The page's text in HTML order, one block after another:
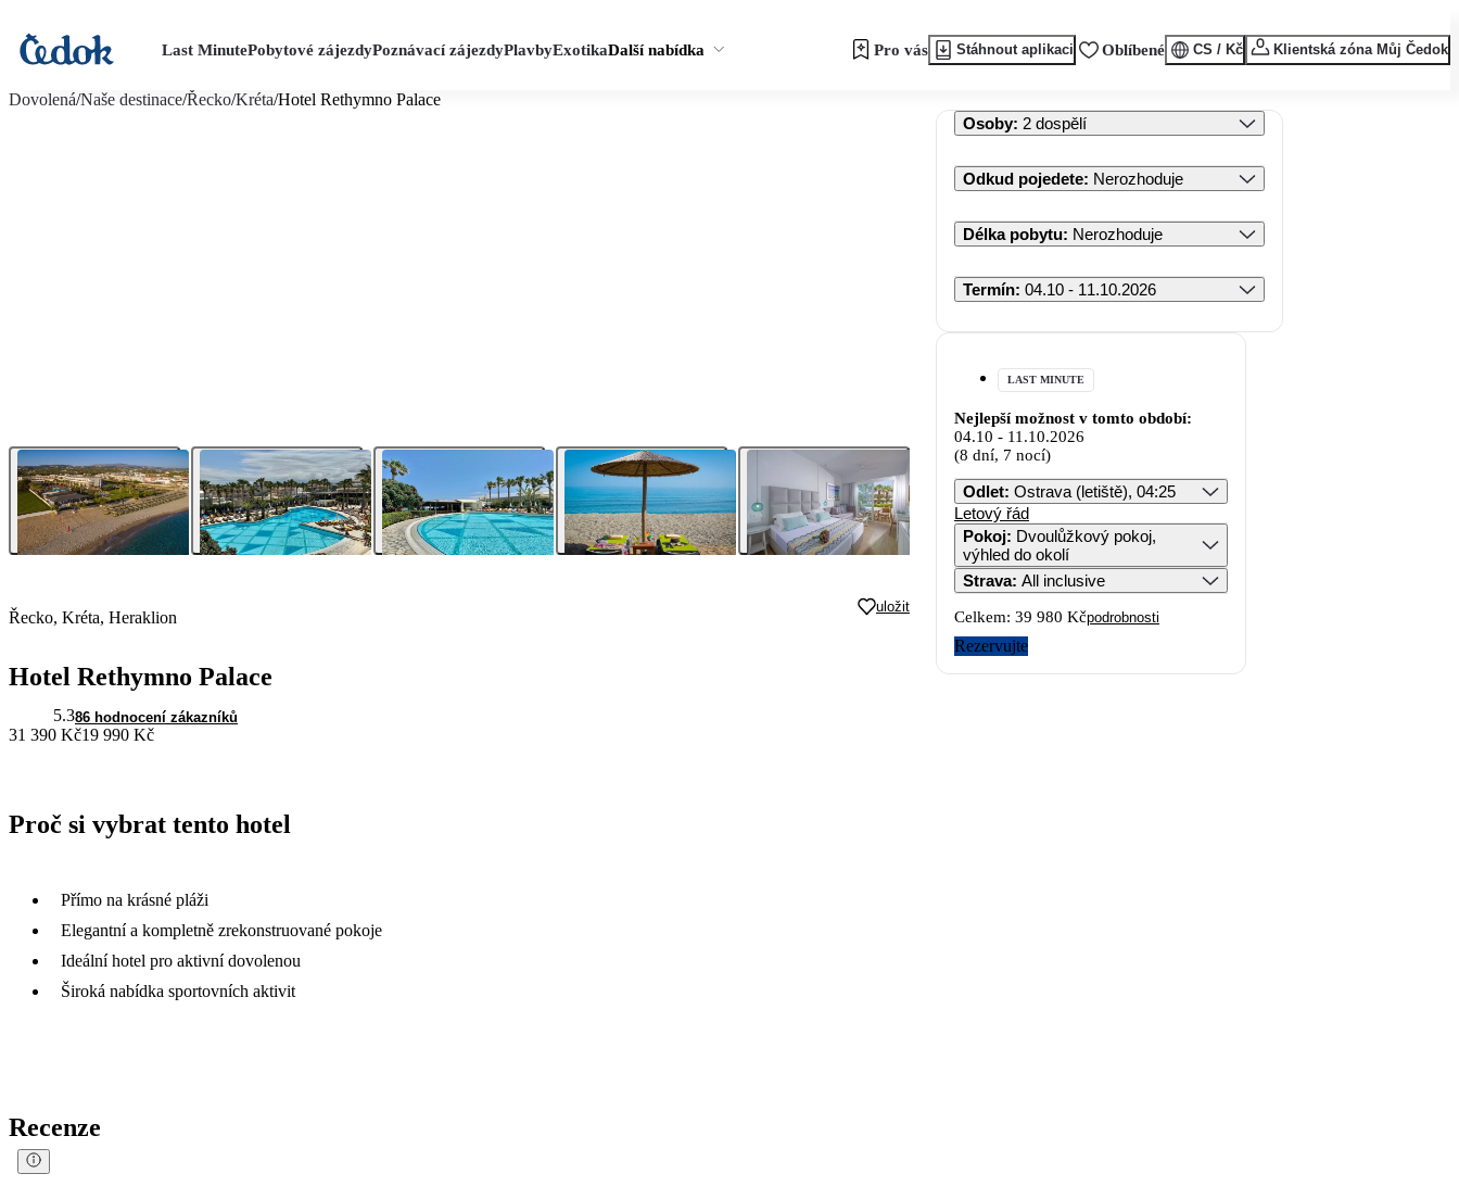
Last MinutePobytové zájezdyPoznávací zájezdyPlavbyExotikaDalší nabídka Pro vás Stáhnout aplikaci Oblíbené CS / Kč Klientská zóna Můj Čedok
Dovolená/Naše destinace/Řecko/Kréta/Hotel Rethymno Palace
Řecko, Kréta, Heraklion
uložit
Hotel Rethymno Palace
5.386 hodnocení zákazníků
31 390 Kč19 990 Kč
Proč si vybrat tento hotel
Přímo na krásné pláži
Elegantní a kompletně zrekonstruované pokoje
Ideální hotel pro aktivní dovolenou
Široká nabídka sportovních aktivit
Recenze
Osoby: 2 dospělí
Odkud pojedete: Nerozhoduje
Délka pobytu: Nerozhoduje
Termín: 04.10 - 11.10.2026
LAST MINUTE
Nejlepší možnost v tomto období:
04.10 - 11.10.2026
(8 dní, 7 nocí)
Odlet: Ostrava (letiště), 04:25
Letový řád
Pokoj: Dvoulůžkový pokoj,
výhled do okolí
Strava: All inclusive
Celkem: 39 980 Kčpodrobnosti
Rezervujte